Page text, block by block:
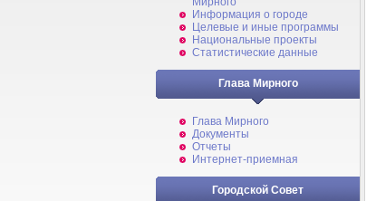
Информация о городе
Целевые и иные программы
Национальные проекты
Статистические данные
Глава Мирного
Глава Мирного
Документы
Отчеты
Интернет-приемная
Городской Совет